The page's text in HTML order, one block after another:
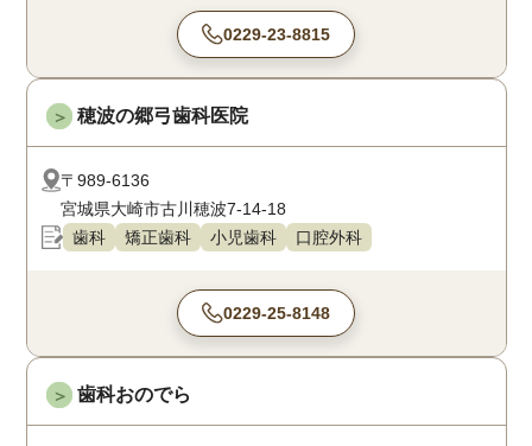
0229-23-8815
＞ 穂波の郷弓歯科医院
〒989-6136
宮城県大崎市古川穂波7-14-18
歯科
矯正歯科 小児歯科 口腔外科
0229-25-8148
＞ 歯科おのでら